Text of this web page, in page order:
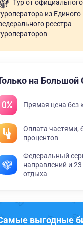
Тур от официального
из Единого
реестра
на Большой
Прямая цена без
Оплата частями,
процентов
Федеральный
направлений и
отдыха
выгодные